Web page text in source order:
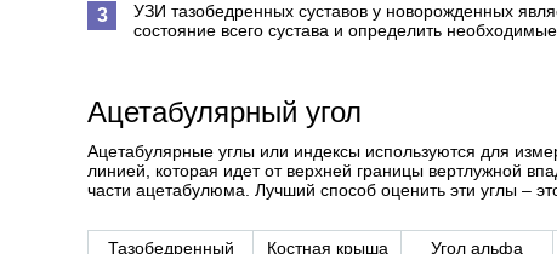
УЗИ тазобедренных суставов у новорожденных
состояние всего сустава и определить необходимые
Ацетабулярный угол
Ацетабулярные углы или индексы используются для
линией, которая идет от верхней границы вертлужной
части ацетабулюма. Лучший способ оценить эти углы –
Тазобедренный
Костная крыша
Угол альфа